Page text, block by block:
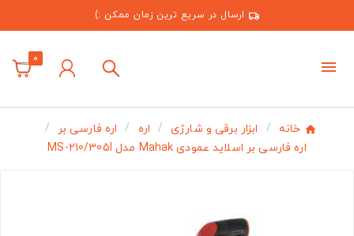
ارسال در سریع ترین زمان ممکن :)
0
خانه ابزار برقی و شارژی اره
اره فارسی بر
اره فارسی بر اسلاید عمودی Mahak مدل MS-210/305I